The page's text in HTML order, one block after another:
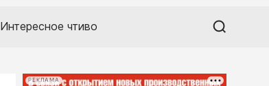
Интересное чтиво
РЕКЛАМА